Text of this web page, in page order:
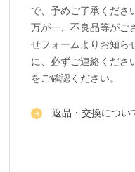
で、予めご了承くださ
万が一、不良品等がご
せフォームよりお知ら
に、必ずご連絡くださ
をご確認ください。
返品・交換につい